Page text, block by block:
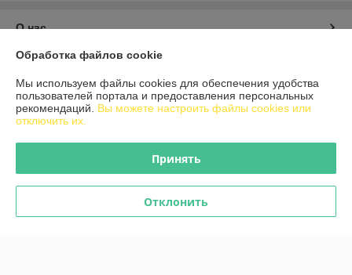
О нас
Контакты
Доставка и оплата
Полная версия сайта
Обработка файлов cookie
Мы используем файлы cookies для обеспечения удобства
пользователей портала и предоставления персональных
рекомендаций. Вы можете настроить файлы cookies или
отключить их.
Принять
Отклонить